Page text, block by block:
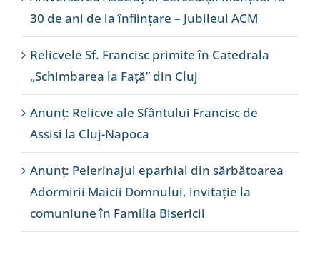
30 de ani de la înființare – Jubileul ACM
Relicvele Sf. Francisc primite în Catedrala
„Schimbarea la Față” din Cluj
Anunț: Relicve ale Sfântului Francisc de
Assisi la Cluj-Napoca
Anunț: Pelerinajul eparhial din sărbătoarea
Adormirii Maicii Domnului, invitație la
comuniune în Familia Bisericii